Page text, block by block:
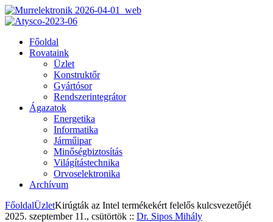
Főoldal
Rovataink
Üzlet
Konstruktőr
Gyártósor
Rendszerintegrátor
Ágazatok
Energetika
Informatika
Járműipar
Minőségbiztosítás
Világítástechnika
Orvoselektronika
Archívum
FőoldalÜzletKirúgták az Intel termékekért felelős kulcsvezetőjét
2025. szeptember 11., csütörtök :: Dr. Sipos Mihály